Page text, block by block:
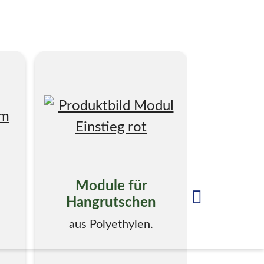
Module für
Hangrutschen
aus Polyethylen.